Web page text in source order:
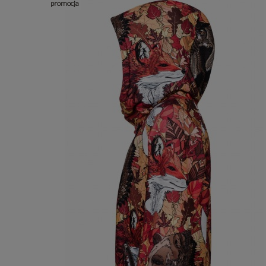
promocja